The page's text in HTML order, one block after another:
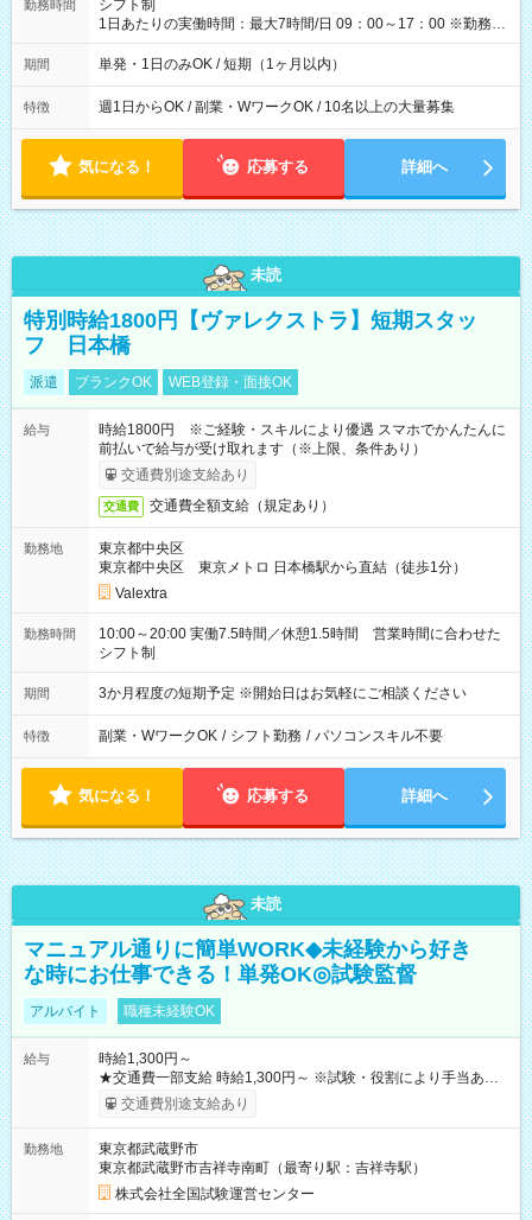
勤務時間
シフト制
1日あたりの実働時間：最大7時間/日 09：00～17：00 ※勤務時
間は 試験により異なります。
期間 単発・1日のみOK / 短期（1ヶ月以内）
特徴 週1日からOK / 副業・WワークOK / 10名以上の大量募集
気になる！ 応募する 詳細へ
未読
特別時給1800円【ヴァレクストラ】短期スタッ
フ 日本橋
派遣 ブランクOK WEB登録・面接OK
給与
時給1800円 ※ご経験・スキルにより優遇 スマホでかんたんに
前払いで給与が受け取れます（※上限、条件あり）
交通費別途支給あり
交通費 交通費全額支給（規定あり）
勤務地
東京都中央区
東京都中央区 東京メトロ 日本橋駅から直結（徒歩1分）
Valextra
勤務時間
10:00～20:00 実働7.5時間／休憩1.5時間 営業時間に合わせた
シフト制
期間 3か月程度の短期予定 ※開始日はお気軽にご相談ください
特徴 副業・WワークOK / シフト勤務 / パソコンスキル不要
気になる！ 応募する 詳細へ
未読
マニュアル通りに簡単WORK◆未経験から好き
な時にお仕事できる！単発OK◎試験監督
アルバイト 職種未経験OK
給与
時給1,300円～
★交通費一部支給 時給1,300円～ ※試験・役割により手当あり
※勤務回数により昇給あり 【即給（前払い）オプションあ
り！】 希望される場合、勤務から1週間ほどで給与の一部を受け
例】 ・河合塾模擬試験 8:30～17:30（休憩1時間） 時給1,300円
×8時間＝日収10,400円＋交通費 ※当日の役割により時給＋100
円の場合あり ・国家試験 7:00～13:30（休憩なし） 時給1,300
円（役割手当＋100円）×6時間＝日収8,400円＋交通費 【試用期
交通費別途支給あり
勤務地
東京都武蔵野市
東京都武蔵野市吉祥寺南町（最寄り駅：吉祥寺駅）
株式会社全国試験運営センター